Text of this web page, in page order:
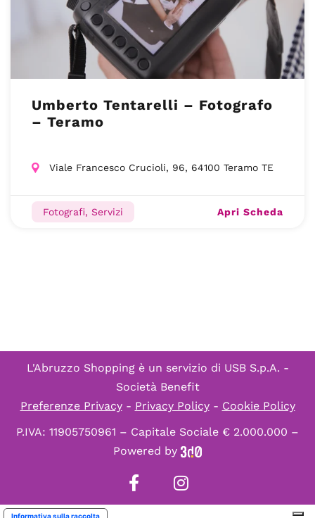
Umberto Tentarelli – Fotografo
– Teramo
Viale Francesco Crucioli, 96, 64100 Teramo TE
Fotografi, Servizi Apri Scheda
L'Abruzzo Shopping è un servizio di USB S.p.A. -
Società Benefit
Preferenze Privacy- Privacy Policy- Cookie Policy
P.IVA: 11905750961 – Capitale Sociale € 2.000.000 –
Powered by
Informativa sulla raccolta